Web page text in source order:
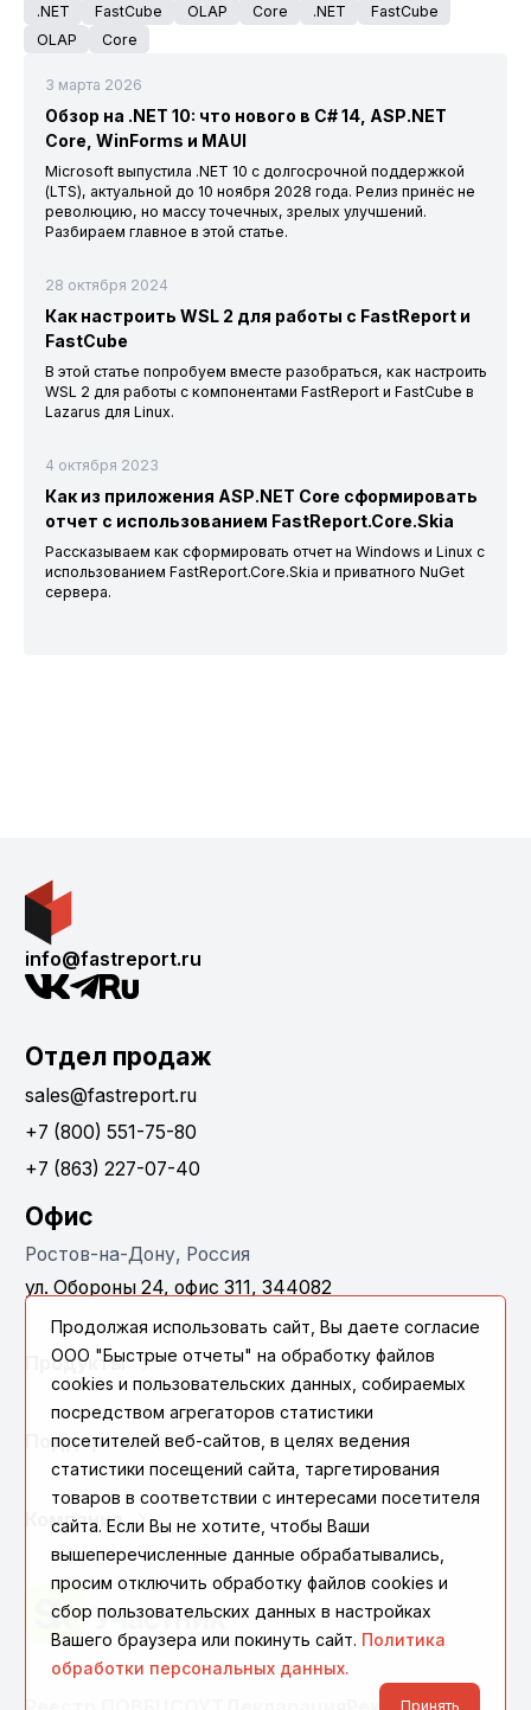
.NET FastCube OLAP Core .NET
FastCube
OLAP
Core
3 марта 2026
Обзор на .NET 10: что нового в C# 14, ASP.NET
Core, WinForms и MAUI
Microsoft выпустила .NET 10 с долгосрочной поддержкой
(LTS), актуальной до 10 ноября 2028 года. Релиз принёс не
революцию, но массу точечных, зрелых улучшений.
Разбираем главное в этой статье.
28 октября 2024
Как настроить WSL 2 для работы с FastReport и
FastCube
В этой статье попробуем вместе разобраться, как настроить
WSL 2 для работы с компонентами FastReport и FastCube в
Lazarus для Linux.
4 октября 2023
Как из приложения ASP.NET Core сформировать
отчет с использованием FastReport.Core.Skia
Рассказываем как сформировать отчет на Windows и Linux с
использованием FastReport.Core.Skia и приватного NuGet
сервера.
info@fastreport.ru
Отдел продаж
sales@fastreport.ru
+7 (800) 551-75-80
+7 (863) 227-07-40
Офис
Ростов-на-Дону, Россия
ул. Обороны 24, офис 311, 344082
Продукты
Поддержка
Компания
Продолжая использовать сайт, Вы даете согласие
ООО "Быстрые отчеты" на обработку файлов
cookies и пользовательских данных, собираемых
посредством агрегаторов статистики
посетителей веб-сайтов, в целях ведения
статистики посещений сайта, таргетирования
товаров в соответствии с интересами посетителя
сайта. Если Вы не хотите, чтобы Ваши
вышеперечисленные данные обрабатывались,
просим отключить обработку файлов cookies и
сбор пользовательских данных в настройках
Вашего браузера или покинуть сайт. Политика
обработки персональных данных.
Принять